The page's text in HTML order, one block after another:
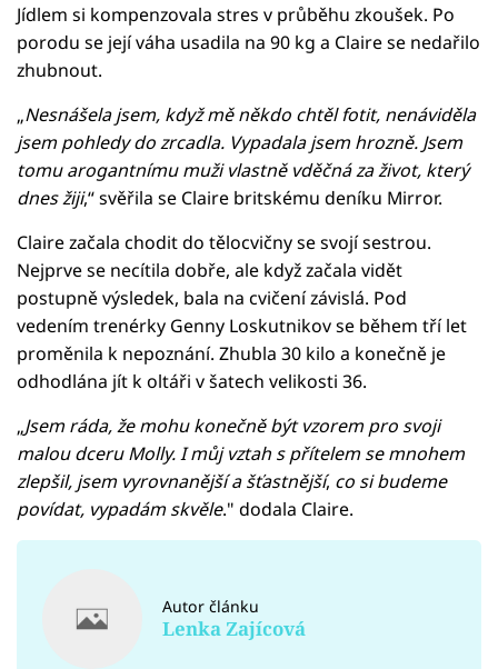
Jídlem si kompenzovala stres v průběhu zkoušek. Po
porodu se její váha usadila na 90 kg a Claire se nedařilo
zhubnout.
„Nesnášela jsem, když mě někdo chtěl fotit, nenáviděla
jsem pohledy do zrcadla. Vypadala jsem hrozně. Jsem
tomu arogantnímu muži vlastně vděčná za život, který
dnes žiji,“ svěřila se Claire britskému deníku Mirror.
Claire začala chodit do tělocvičny se svojí sestrou.
Nejprve se necítila dobře, ale když začala vidět
postupně výsledek, bala na cvičení závislá. Pod
vedením trenérky Genny Loskutnikov se během tří let
proměnila k nepoznání. Zhubla 30 kilo a konečně je
odhodlána jít k oltáři v šatech velikosti 36.
„Jsem ráda, že mohu konečně být vzorem pro svoji
malou dceru Molly. I můj vztah s přítelem se mnohem
zlepšil, jsem vyrovnanější a šťastnější, co si budeme
povídat, vypadám skvěle." dodala Claire.
Autor článku
Lenka Zajícová